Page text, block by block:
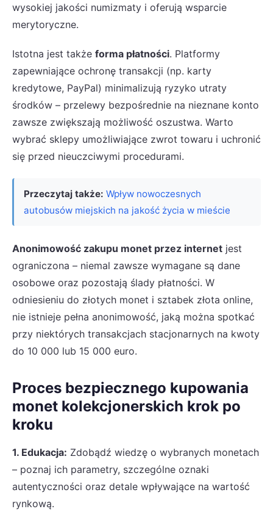
wysokiej jakości numizmaty i oferują wsparcie
merytoryczne.
Istotna jest także forma płatności. Platformy
zapewniające ochronę transakcji (np. karty
kredytowe, PayPal) minimalizują ryzyko utraty
środków – przelewy bezpośrednie na nieznane konto
zawsze zwiększają możliwość oszustwa. Warto
wybrać sklepy umożliwiające zwrot towaru i uchronić
się przed nieuczciwymi procedurami.
Przeczytaj także: Wpływ nowoczesnych
autobusów miejskich na jakość życia w mieście
Anonimowość zakupu monet przez internet jest
ograniczona – niemal zawsze wymagane są dane
osobowe oraz pozostają ślady płatności. W
odniesieniu do złotych monet i sztabek złota online,
nie istnieje pełna anonimowość, jaką można spotkać
przy niektórych transakcjach stacjonarnych na kwoty
do 10 000 lub 15 000 euro.
Proces bezpiecznego kupowania
monet kolekcjonerskich krok po
kroku
1. Edukacja: Zdobądź wiedzę o wybranych monetach
– poznaj ich parametry, szczególne oznaki
autentyczności oraz detale wpływające na wartość
rynkową.